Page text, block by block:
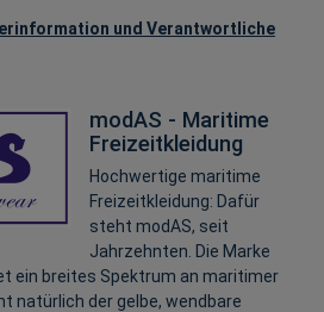
und Verantwortliche
modAS - Maritime
Freizeitkleidung
Hochwertige maritime
Freizeitkleidung: Dafür
steht modAS, seit
Jahrzehnten. Die Marke
ein breites Spektrum an maritimer
natürlich der gelbe, wendbare